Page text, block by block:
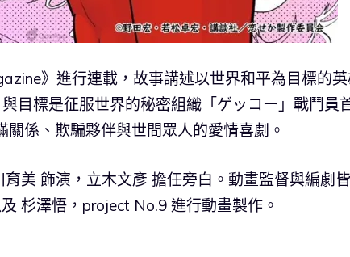
》進行連載，故事講述以世界和平為目標的
目標是征服世界的秘密組織「ゲッコー」戰鬥員
關係、欺騙夥伴與世間眾人的愛情喜劇。
美 飾演，立木文彥 擔任旁白。動畫監督與編劇
杉澤悟，project No.9 進行動畫製作。